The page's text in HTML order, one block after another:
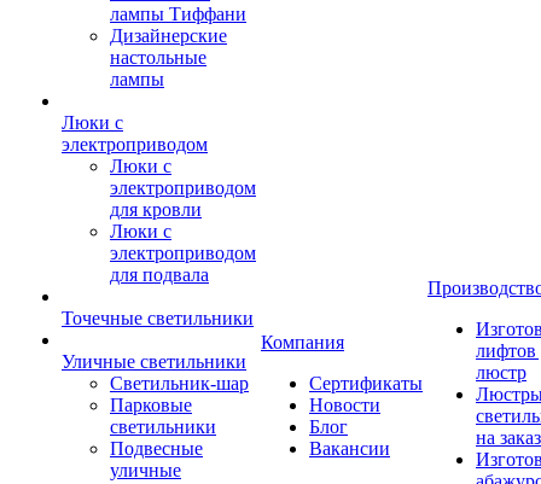
лампы Тиффани
Дизайнерские
настольные
лампы
Люки с
электроприводом
Люки с
электроприводом
для кровли
Люки с
электроприводом
для подвала
Точечные светильники
Уличные светильники
Светильник-шар
Парковые
светильники
Подвесные
уличные
Компания
Сертификаты
Новости
Блог
Вакансии
лифтов
люстр
на заказ